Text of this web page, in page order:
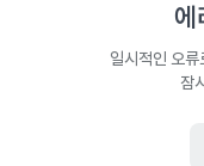
에
일시적인 오
잠